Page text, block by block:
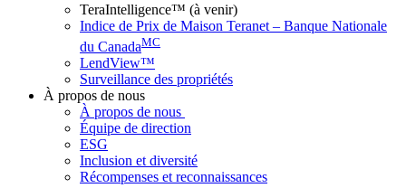
TeraIntelligence™ (à venir)
Indice de Prix de Maison Teranet – Banque Nationale
du CanadaMC
LendView™
Surveillance des propriétés
À propos de nous
À propos de nous
Équipe de direction
ESG
Inclusion et diversité
Récompenses et reconnaissances